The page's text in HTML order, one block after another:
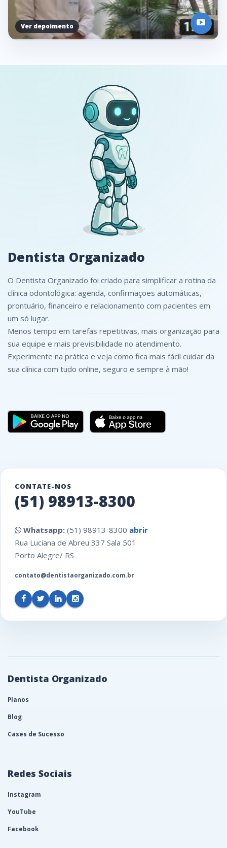
Dentista Organizado
O Dentista Organizado foi criado para simplificar a rotina da
clínica odontológica: agenda, confirmações automáticas,
prontuário, financeiro e relacionamento com pacientes em
um só lugar.
Menos tempo em tarefas repetitivas, mais organização para
sua equipe e mais previsibilidade no atendimento.
Experimente na prática e veja como fica mais fácil cuidar da
sua clínica com tudo online, seguro e sempre à mão!
CONTATE-NOS
(51) 98913-8300
Whatsapp: (51) 98913-8300 abrir
Rua Luciana de Abreu 337 Sala 501
Porto Alegre/ RS
contato@dentistaorganizado.com.br
Dentista Organizado
Planos
Blog
Cases de Sucesso
Redes Sociais
Instagram
YouTube
Facebook